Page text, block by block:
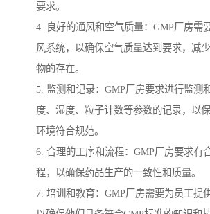
要求。
4. 良好的通风和空气质量：GMP厂房需
风系统，以确保空气质量达到要求，减
物的存在。
5. 监测和记录：GMP厂房要求进行监测
度、湿度、粒子计数等参数的记录，以
环境符合规范。
6. 合理的工序和流程：GMP厂房要求有
程，以确保药品生产的一致性和质量。
7. 培训和教育：GMP厂房需要为员工提